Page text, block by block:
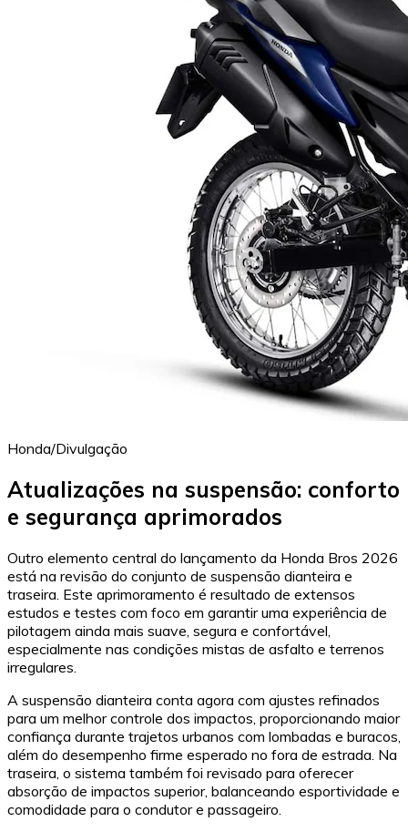
Honda/Divulgação
Atualizações na suspensão: conforto
e segurança aprimorados
Outro elemento central do lançamento da Honda Bros 2026
está na revisão do conjunto de suspensão dianteira e
traseira. Este aprimoramento é resultado de extensos
estudos e testes com foco em garantir uma experiência de
pilotagem ainda mais suave, segura e confortável,
especialmente nas condições mistas de asfalto e terrenos
irregulares.
A suspensão dianteira conta agora com ajustes refinados
para um melhor controle dos impactos, proporcionando maior
confiança durante trajetos urbanos com lombadas e buracos,
além do desempenho firme esperado no fora de estrada. Na
traseira, o sistema também foi revisado para oferecer
absorção de impactos superior, balanceando esportividade e
comodidade para o condutor e passageiro.